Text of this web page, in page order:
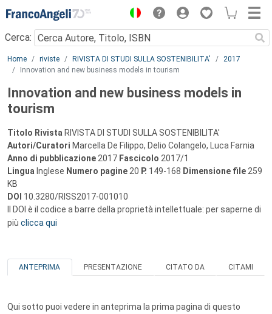
Menu
Cerca:
Main content
Home riviste RIVISTA DI STUDI SULLA SOSTENIBILITA'
2017
Innovation and new business models in tourism
Innovation and new business models in
tourism
Titolo Rivista RIVISTA DI STUDI SULLA SOSTENIBILITA'
Autori/Curatori Marcella De Filippo, Delio Colangelo, Luca Farnia
Anno di pubblicazione 2017 Fascicolo 2017/1
Lingua Inglese Numero pagine 20 P. 149-168 Dimensione file 259
KB
DOI 10.3280/RISS2017-001010
Il DOI è il codice a barre della proprietà intellettuale: per saperne di
più clicca qui
ANTEPRIMA PRESENTAZIONE CITATO DA CITAMI
Qui sotto puoi vedere in anteprima la prima pagina di questo